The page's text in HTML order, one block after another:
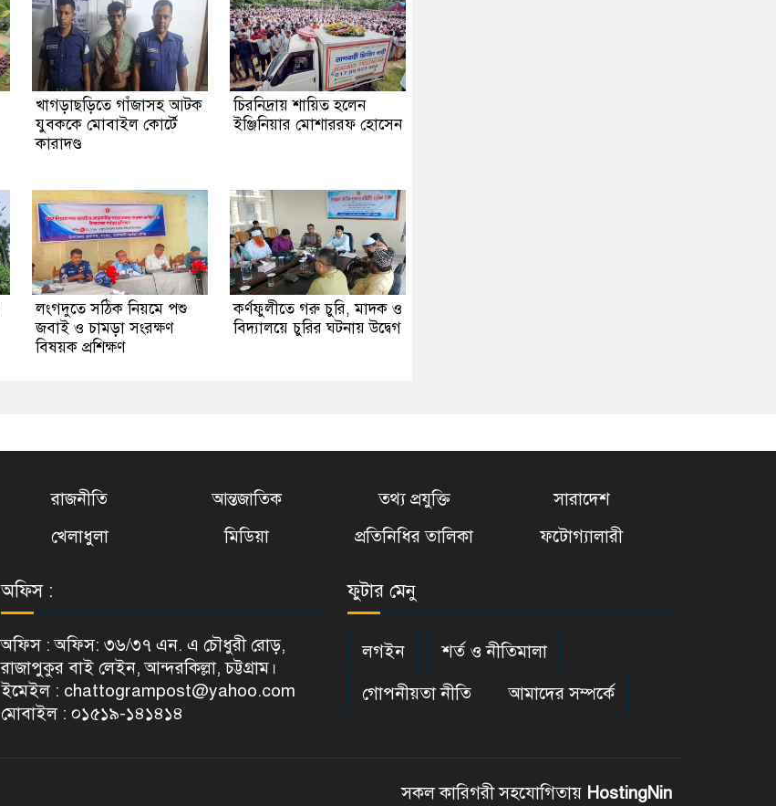
খাগড়াছড়িতে গাঁজাসহ আটক
যুবককে মোবাইল কোর্টে
কারাদণ্ড
চিরনিদ্রায় শায়িত হলেন
ইঞ্জিনিয়ার মোশাররফ হোসেন
লংগদুতে সঠিক নিয়মে পশু
জবাই ও চামড়া সংরক্ষণ
বিষয়ক প্রশিক্ষণ
কর্ণফুলীতে গরু চুরি, মাদক ও
বিদ্যালয়ে চুরির ঘটনায় উদ্বেগ
রাজনীতি আন্তজাতিক তথ্য প্রযুক্তি
সারাদেশ
খেলাধুলা মিডিয়া প্রতিনিধির তালিকা ফটোগ্যালারী
অফিস :
অফিস : অফিস: ৩৬/৩৭ এন. এ চৌধুরী রোড়,
রাজাপুকুর বাই লেইন, আন্দরকিল্লা, চট্টগ্রাম।
ইমেইল : chattogrampost@yahoo.com
মোবাইল : ০১৫১৯-১৪১৪১৪
ফুটার মেনু
লগইন
শর্ত ও নীতিমালা
গোপনীয়তা নীতি
আমাদের সম্পর্কে
সকল কারিগরী সহযোগিতায় HostingNin